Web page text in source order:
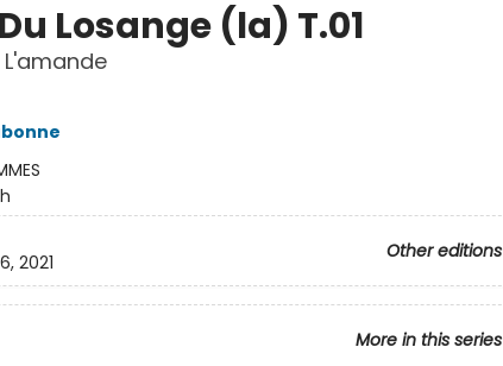
Losange (la) T.01
L'amande
Other editions
2021
More in this series